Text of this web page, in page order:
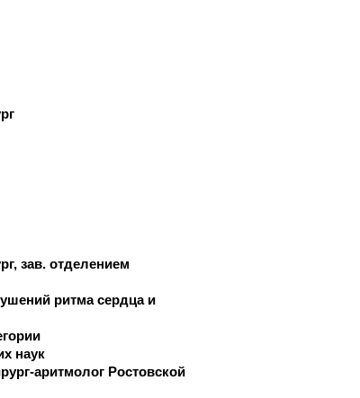
зав. отделением
ритма сердца и
наук
аритмолог Ростовской